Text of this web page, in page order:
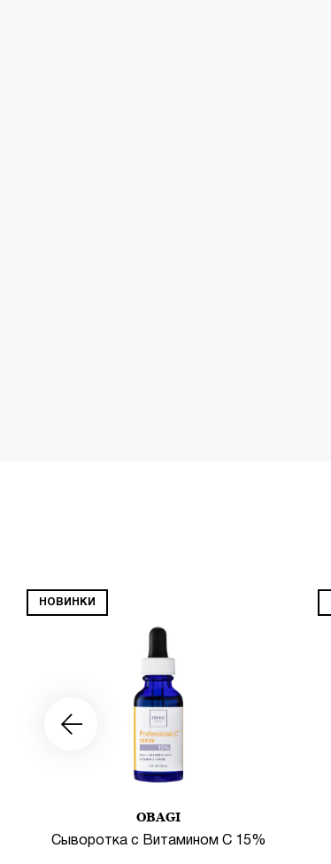
НОВИНКИ
OBAGI
Сыворотка с Витамином С 15%